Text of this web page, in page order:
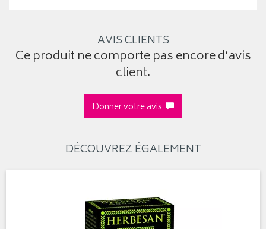
AVIS CLIENTS
Ce produit ne comporte pas encore d’avis
client.
Donner votre avis
DÉCOUVREZ ÉGALEMENT